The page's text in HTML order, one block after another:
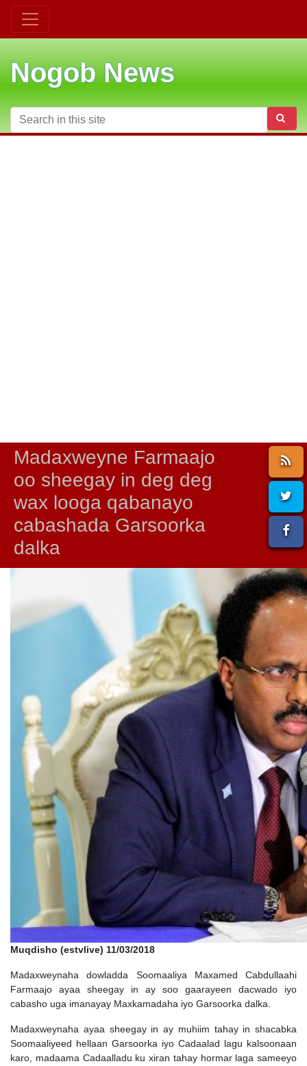
Nogob News
Madaxweyne Farmaajo
oo sheegay in deg deg
wax looga qabanayo
cabashada Garsoorka
dalka
Muqdisho (estvlive) 11/03/2018
Madaxweynaha dowladda Soomaaliya Maxamed Cabdullaahi
Farmaajo ayaa sheegay in ay soo gaarayeen dacwado iyo
cabasho uga imanayay Maxkamadaha iyo Garsoorka dalka.
Madaxweynaha ayaa sheegay in ay muhiim tahay in shacabka
Soomaaliyeed hellaan Garsoorka iyo Cadaalad lagu kalsoonaan
karo, madaama Cadaalladu ku xiran tahay hormar laga sameeyo